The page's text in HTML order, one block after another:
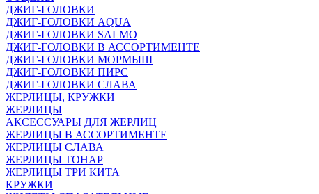
ДЖИГ-ГОЛОВКИ
ДЖИГ-ГОЛОВКИ AQUA
ДЖИГ-ГОЛОВКИ SALMO
ДЖИГ-ГОЛОВКИ В АССОРТИМЕНТЕ
ДЖИГ-ГОЛОВКИ МОРМЫШ
ДЖИГ-ГОЛОВКИ ПИРС
ДЖИГ-ГОЛОВКИ СЛАВА
ЖЕРЛИЦЫ, КРУЖКИ
ЖЕРЛИЦЫ
АКСЕССУАРЫ ДЛЯ ЖЕРЛИЦ
ЖЕРЛИЦЫ В АССОРТИМЕНТЕ
ЖЕРЛИЦЫ СЛАВА
ЖЕРЛИЦЫ ТОНАР
ЖЕРЛИЦЫ ТРИ КИТА
КРУЖКИ